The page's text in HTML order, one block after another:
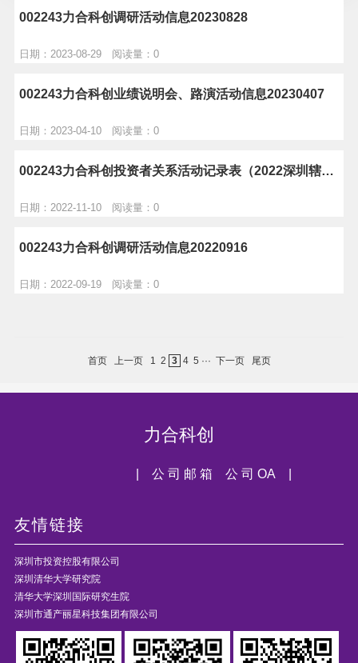
002243力合科创调研活动信息20230828
日期：2023-08-29 阅读量：0
002243力合科创业绩说明会、路演活动信息20230407
日期：2023-04-10 阅读量：0
002243力合科创投资者关系活动记录表（2022深圳辖区上市公司投资者网上集体接待日）
日期：2022-11-10 阅读量：0
002243力合科创调研活动信息20220916
日期：2022-09-19 阅读量：0
首页 上一页 1 2 3 4 5 ··· 下一页 尾页
力合科创
公 司 OA |
| 公 司 邮 箱
友情链接
深圳市投资控股有限公司
深圳清华大学研究院
清华大学深圳国际研究生院
深圳市通产丽星科技集团有限公司